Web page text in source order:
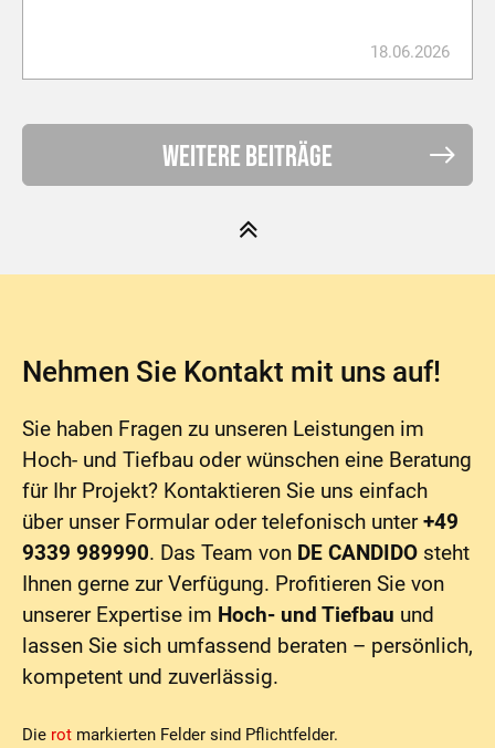
18.06.2026
Weitere Beiträge
Nehmen Sie Kontakt mit uns auf!
Sie haben Fragen zu unseren Leistungen im
Hoch- und Tiefbau oder wünschen eine Beratung
für Ihr Projekt? Kontaktieren Sie uns einfach
über unser Formular oder telefonisch unter+49
9339 989990. Das Team von DE CANDIDO steht
Ihnen gerne zur Verfügung. Profitieren Sie von
unserer Expertise im Hoch- und Tiefbau und
lassen Sie sich umfassend beraten – persönlich,
kompetent und zuverlässig.
Die rot markierten Felder sind Pflichtfelder.